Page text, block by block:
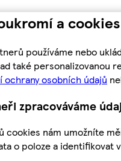
a cookies
používáme nebo
také personalizovanou
ochrany osobních údajů
zpracováváme
cookies nám umožníte
o poloze a identifikovat